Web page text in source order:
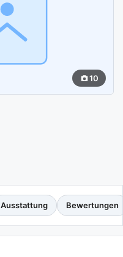
10
Ausstattung Bewertungen